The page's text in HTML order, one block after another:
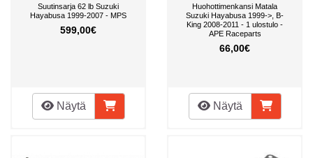
Suutinsarja 62 lb Suzuki
Hayabusa 1999-2007 - MPS
599,00€
Näytä
Huohottimenkansi Matala
Suzuki Hayabusa 1999->, B-
King 2008-2011 - 1 ulostulo -
APE Raceparts
66,00€
Näytä